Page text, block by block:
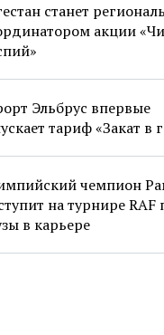
станет
акции
Эльбрус впервые
тариф «Закат в
чемпион
на турнире RAF
в карьере